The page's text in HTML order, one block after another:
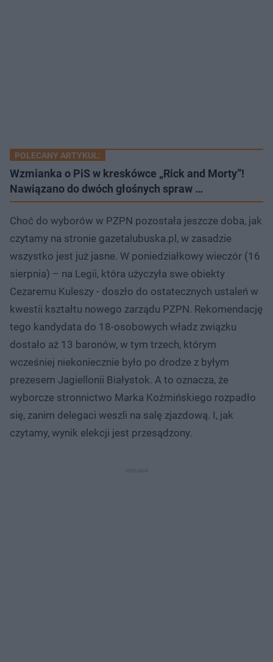
POLECANY ARTYKUŁ:
Wzmianka o PiS w kreskówce „Rick and Morty”!
Nawiązano do dwóch głośnych spraw …
Choć do wyborów w PZPN pozostała jeszcze doba, jak
czytamy na stronie gazetalubuska.pl, w zasadzie
wszystko jest już jasne. W poniedziałkowy wieczór (16
sierpnia) – na Legii, która użyczyła swe obiekty
Cezaremu Kuleszy - doszło do ostatecznych ustaleń w
kwestii kształtu nowego zarządu PZPN. Rekomendację
tego kandydata do 18-osobowych władz związku
dostało aż 13 baronów, w tym trzech, którym
wcześniej niekoniecznie było po drodze z byłym
prezesem Jagiellonii Białystok. A to oznacza, że
wyborcze stronnictwo Marka Koźmińskiego rozpadło
się, zanim delegaci weszli na salę zjazdową. I, jak
czytamy, wynik elekcji jest przesądzony.